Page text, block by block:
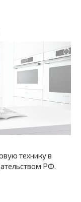
технику в
РФ.